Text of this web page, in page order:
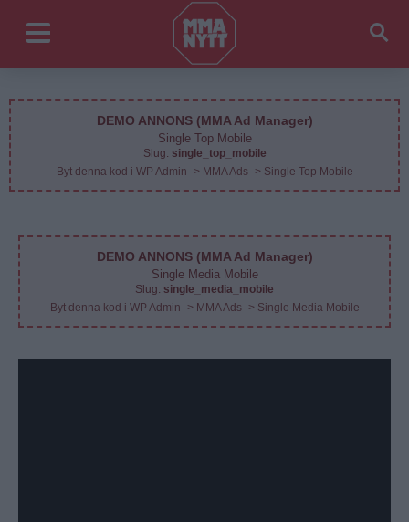
DEMO ANNONS (MMA Ad Manager)
Single Top Mobile
Slug: single_top_mobile
Byt denna kod i WP Admin -> MMA Ads -> Single Top Mobile
DEMO ANNONS (MMA Ad Manager)
Single Media Mobile
Slug: single_media_mobile
Byt denna kod i WP Admin -> MMA Ads -> Single Media Mobile